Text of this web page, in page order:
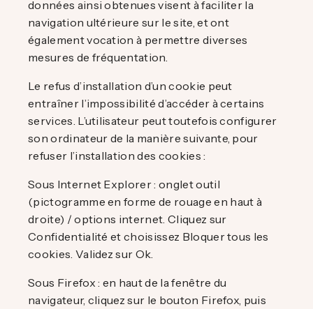
données ainsi obtenues visent à faciliter la
navigation ultérieure sur le site, et ont
également vocation à permettre diverses
mesures de fréquentation.
Le refus d’installation d’un cookie peut
entraîner l’impossibilité d’accéder à certains
services. L’utilisateur peut toutefois configurer
son ordinateur de la manière suivante, pour
refuser l’installation des cookies :
Sous Internet Explorer : onglet outil
(pictogramme en forme de rouage en haut à
droite) / options internet. Cliquez sur
Confidentialité et choisissez Bloquer tous les
cookies. Validez sur Ok.
Sous Firefox : en haut de la fenêtre du
navigateur, cliquez sur le bouton Firefox, puis